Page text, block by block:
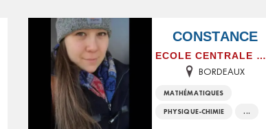
CONSTANCE
ECOLE CENTRALE MARSEILLE
BORDEAUX
MATHÉMATIQUES
PHYSIQUE-CHIMIE ...